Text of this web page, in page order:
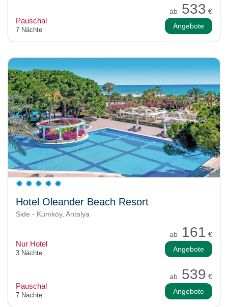
ab 533 €
Pauschal
7 Nächte Angebote
Hotel Oleander Beach Resort
Side - Kumköy, Antalya
ab 161 €
Nur Hotel
3 Nächte Angebote
ab 539 €
Pauschal
7 Nächte Angebote